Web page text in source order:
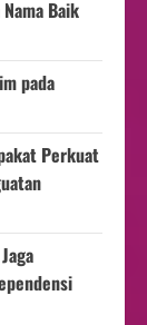
Baik
pada
Perkuat